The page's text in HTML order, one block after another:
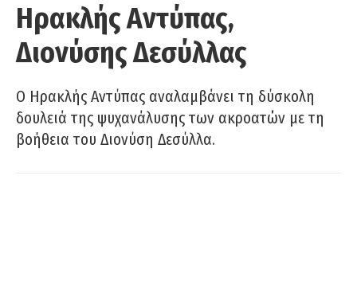
Ηρακλής Αντύπας,
Διονύσης Δεσύλλας
Ο Ηρακλής Αντύπας αναλαμβάνει τη δύσκολη
δουλειά της ψυχανάλυσης των ακροατών με τη
βοήθεια του Διονύση Δεσύλλα.